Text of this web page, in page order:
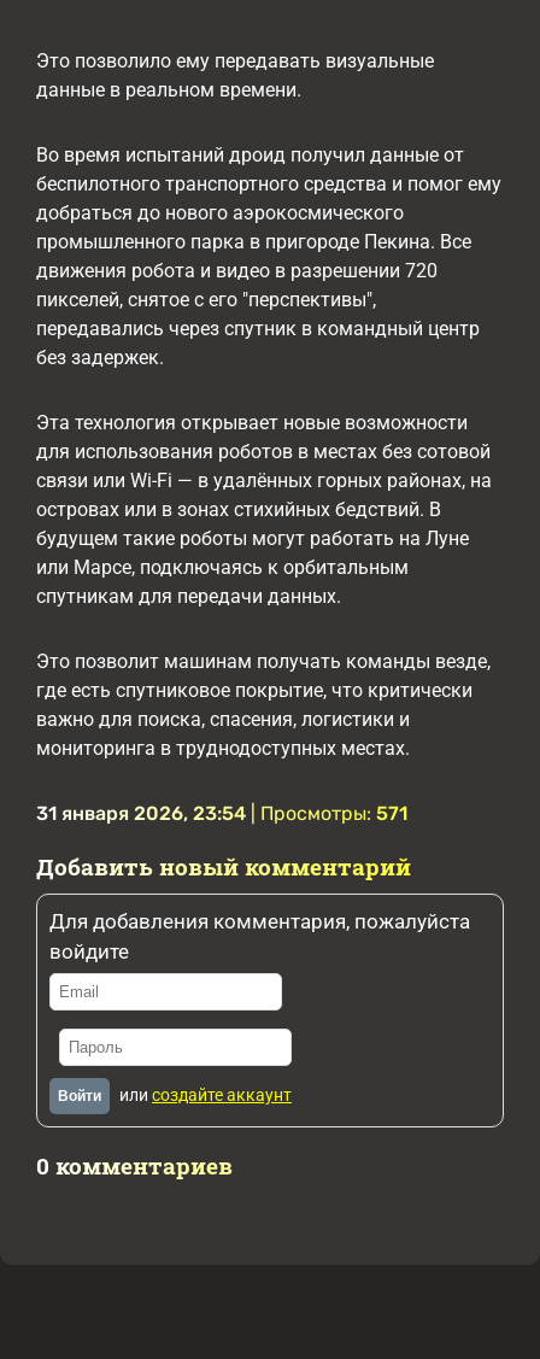
Это позволило ему передавать визуальные
данные в реальном времени.
Во время испытаний дроид получил данные от
беспилотного транспортного средства и помог ему
добраться до нового аэрокосмического
промышленного парка в пригороде Пекина. Все
движения робота и видео в разрешении 720
пикселей, снятое с его "перспективы",
передавались через спутник в командный центр
без задержек.
Эта технология открывает новые возможности
для использования роботов в местах без сотовой
связи или Wi-Fi — в удалённых горных районах, на
островах или в зонах стихийных бедствий. В
будущем такие роботы могут работать на Луне
или Марсе, подключаясь к орбитальным
спутникам для передачи данных.
Это позволит машинам получать команды везде,
где есть спутниковое покрытие, что критически
важно для поиска, спасения, логистики и
мониторинга в труднодоступных местах.
31 января 2026, 23:54 | Просмотры: 571
Добавить новый комментарий
Для добавления комментария, пожалуйста
войдите
Войти или создайте аккаунт
0 комментариев